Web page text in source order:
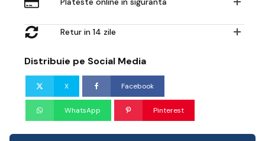
Retur in 14 zile
Distribuie pe Social Media
X Facebook
WhatsApp Pinterest